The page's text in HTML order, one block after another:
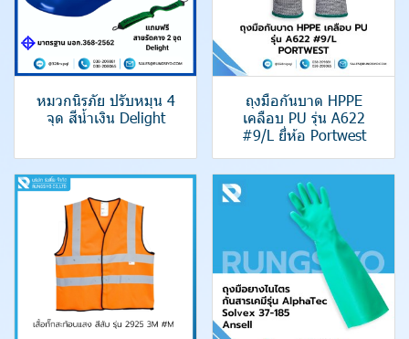
หมวกนิรภัย ปรับหมุน 4
จุด สีน้ำเงิน Delight
ถุงมือกันบาด HPPE
เคลือบ PU รุ่น A622
#9/L ยี่ห้อ Portwest